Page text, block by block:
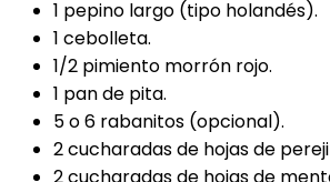
1 pepino largo (tipo holandés).
1 cebolleta.
1/2 pimiento morrón rojo.
1 pan de pita.
5 o 6 rabanitos (opcional).
2 cucharadas de hojas de